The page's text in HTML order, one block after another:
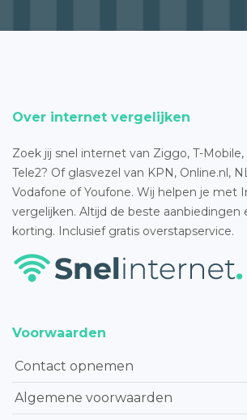
Over internet vergelijken
Zoek jij snel internet van Ziggo, T-Mobile,
Tele2? Of glasvezel van KPN, Online.nl,
Vodafone of Youfone. Wij helpen je met
vergelijken. Altijd de beste aanbiedingen
korting. Inclusief gratis overstapservice.
Voorwaarden
Contact opnemen
Algemene voorwaarden